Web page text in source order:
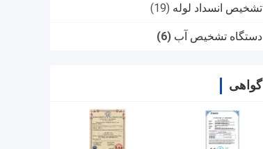
تشخیص انسداد لوله (19)
دستگاه تشخیص آب (6)
گواهی